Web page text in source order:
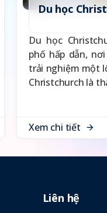
Du học
Du học
phố hấp dẫn,
trải nghiệm một
Christchurch là
Xem chi tiết
Liên hệ